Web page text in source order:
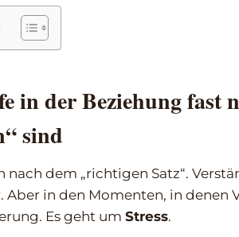
in der Beziehung fast
sind
nach dem „richtigen Satz“.
in den Momenten, in denen
Es geht um Stress.